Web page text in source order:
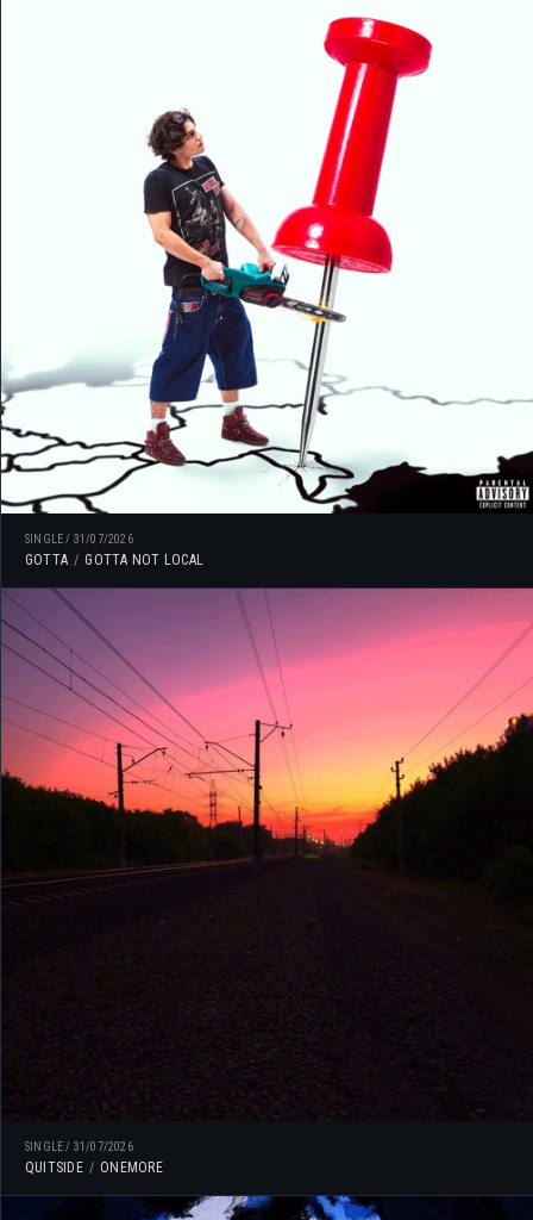
SINGLE/ 31/07/2026
GOTTA GOTTA NOT LOCAL
SINGLE/ 31/07/2026
QUITSIDE ONEMORE